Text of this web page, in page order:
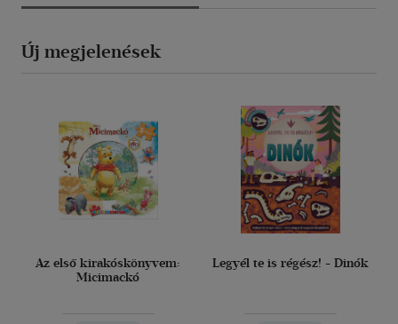
Új megjelenések
Az első kirakóskönyvem:
Micimackó
Legyél te is régész! - Dinók